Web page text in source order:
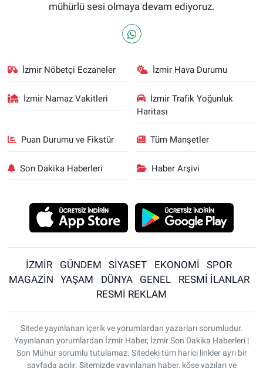
mühürlü sesi olmaya devam ediyoruz.
İzmir Nöbetçi Eczaneler İzmir Hava Durumu
İzmir Namaz Vakitleri
İzmir Trafik Yoğunluk
Haritası
Puan Durumu ve Fikstür Tüm Manşetler
Son Dakika Haberleri Haber Arşivi
İZMİR GÜNDEM SİYASET EKONOMİ
SPOR
MAGAZİN
YAŞAM DÜNYA GENEL
RESMİ İLANLAR
RESMİ REKLAM
Sitede yayınlanan içerik ve yorumlardan yazarları sorumludur.
Yayınlanan yorumlardan İzmir Haber, İzmir Son Dakika Haberleri |
Son Mühür sorumlu tutulamaz. Sitedeki tüm harici linkler ayrı bir
sayfada açılır. Sitemizde yayınlanan haber, köşe yazıları ve